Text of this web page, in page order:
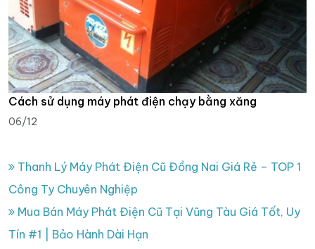
Cách sử dụng máy phát điện chạy bằng xăng
06/12
Thanh Lý Máy Phát Điện Cũ Đồng Nai Giá Rẻ – TOP 1
Công Ty Chuyên Nghiệp
Mua Bán Máy Phát Điện Cũ Tại Vũng Tàu Giá Tốt, Uy
Tín #1 | Bảo Hành Dài Hạn